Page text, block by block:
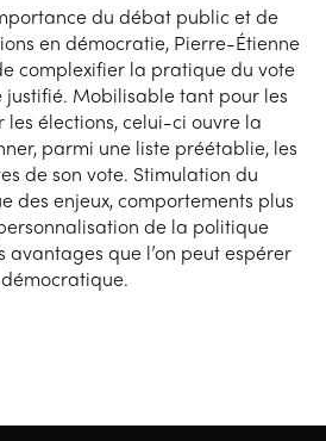
du débat public et de
en démocratie, Pierre-Étienne
complexifier la pratique du vote
Mobilisable tant pour les
élections, celui-ci ouvre la
parmi une liste préétablie, les
de son vote. Stimulation du
des enjeux, comportements plus
de la politique
avantages que l’on peut espérer